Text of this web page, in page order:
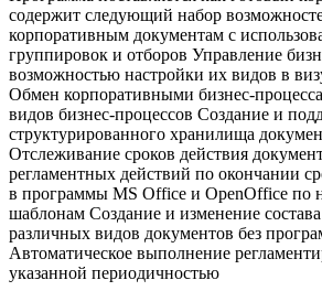
содержит следующий набор
корпоративным документам с
группировок и отборов Управление
возможностью настройки их видов в
Обмен корпоративными бизнес-
видов бизнес-процессов Создание и
структурированного хранилища
Отслеживание сроков действия
регламентных действий по окончании
в программы MS Office и OpenOffice по
шаблонам Создание и изменение
различных видов документов без
Автоматическое выполнение
указанной периодичностью